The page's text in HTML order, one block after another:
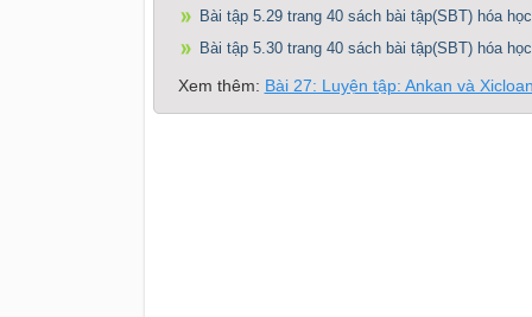
Bài tập 5.29 trang 40 sách bài tập(SBT) hóa
Bài tập 5.30 trang 40 sách bài tập(SBT) hóa
Xem thêm: Bài 27: Luyện tập: Ankan và